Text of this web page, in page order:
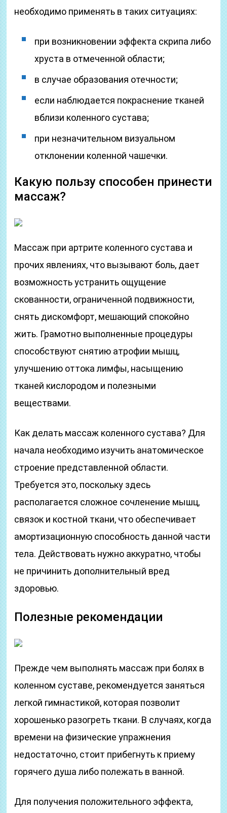
необходимо применять в таких ситуациях:
при возникновении эффекта скрипа либо
хруста в отмеченной области;
в случае образования отечности;
если наблюдается покраснение тканей
вблизи коленного сустава;
при незначительном визуальном
отклонении коленной чашечки.
Какую пользу способен принести
массаж?
Массаж при артрите коленного сустава и
прочих явлениях, что вызывают боль, дает
возможность устранить ощущение
скованности, ограниченной подвижности,
снять дискомфорт, мешающий спокойно
жить. Грамотно выполненные процедуры
способствуют снятию атрофии мышц,
улучшению оттока лимфы, насыщению
тканей кислородом и полезными
веществами.
Как делать массаж коленного сустава? Для
начала необходимо изучить анатомическое
строение представленной области.
Требуется это, поскольку здесь
располагается сложное сочленение мышц,
связок и костной ткани, что обеспечивает
амортизационную способность данной части
тела. Действовать нужно аккуратно, чтобы
не причинить дополнительный вред
здоровью.
Полезные рекомендации
Прежде чем выполнять массаж при болях в
коленном суставе, рекомендуется заняться
легкой гимнастикой, которая позволит
хорошенько разогреть ткани. В случаях, когда
времени на физические упражнения
недостаточно, стоит прибегнуть к приему
горячего душа либо полежать в ванной.
Для получения положительного эффекта,